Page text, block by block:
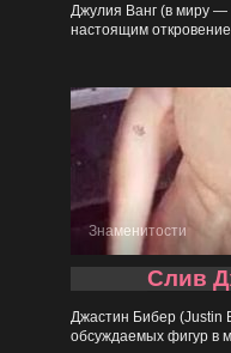
Джулия Ванг (в миру —
настоящим
Знаменитости
Слив
Джастин Бибер (Justin
обсуждаемых фигур в